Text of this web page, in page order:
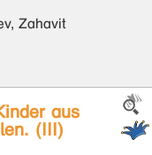
Zahavit
aus
(III)